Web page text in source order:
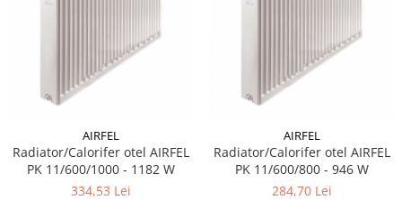
Radiatoare/Calorifere Copa
Radiatoare/Calorifere din otel
Calorifer din otel GOBE
Radiator otel AIRFEL
Radiatoare/Calorifere din otel
AIRFEL
Radiator/Calorifer otel AIRFEL
PK 11/600/1000 - 1182 W
334,53 Lei
AIRFEL
Radiator/Calorifer otel AIRFEL
PK 11/600/800 - 946 W
284,70 Lei